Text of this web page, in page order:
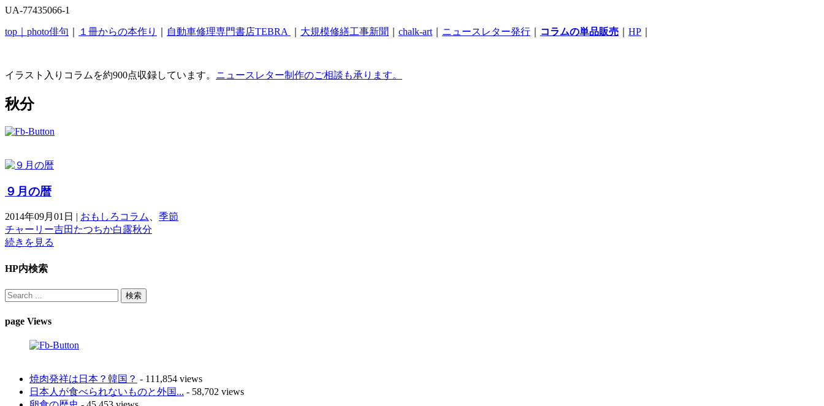
UA-77435066-1
top｜ photo俳句 １冊からの本作り 自動車修理専門書店TEBRA 大規模修繕工事新聞 chalk-art ニュースレター発行 コラムの単品販売 HP
イラスト入りコラムを約900点収録しています。 ニュースレター制作のご相談も承ります。
秋分
９月の暦
2014年09月01日 | おもしろコラム
季節
チャーリー吉田たつちか白露秋分
続きを見る
HP内検索
page Views
焼肉発祥は日本？韓国？ - 111,854 views
日本人が食べられないものと外国... - 58,702 views